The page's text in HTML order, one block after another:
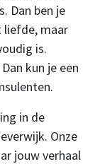
Dan ben je
liefde, maar
is.
kun je een
in de
Onze
jouw verhaal